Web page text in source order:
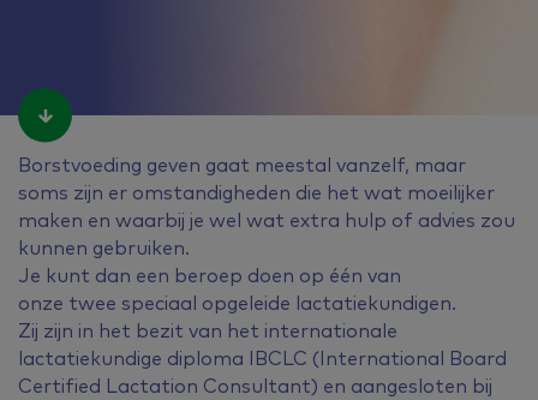
Borstvoeding geven gaat meestal vanzelf, maar
soms zijn er omstandigheden die het wat moeilijker
maken en waarbij je wel wat extra hulp of advies zou
kunnen gebruiken.
Je kunt dan een beroep doen op één van
onze twee speciaal opgeleide lactatiekundigen.
Zij zijn in het bezit van het internationale
lactatiekundige diploma IBCLC (International Board
Certified Lactation Consultant) en aangesloten bij